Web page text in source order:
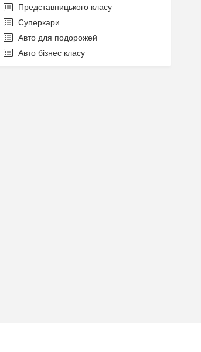
Представницького класу
Суперкари
Авто для подорожей
Авто бізнес класу